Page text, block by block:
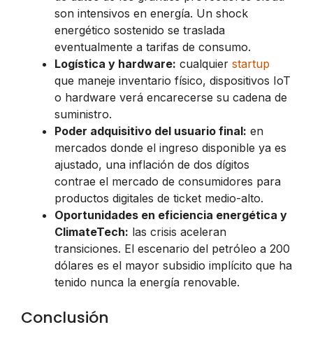
son intensivos en energía. Un shock
energético sostenido se traslada
eventualmente a tarifas de consumo.
Logística y hardware: cualquier startup
que maneje inventario físico, dispositivos IoT
o hardware verá encarecerse su cadena de
suministro.
Poder adquisitivo del usuario final: en
mercados donde el ingreso disponible ya es
ajustado, una inflación de dos dígitos
contrae el mercado de consumidores para
productos digitales de ticket medio-alto.
Oportunidades en eficiencia energética y
ClimateTech: las crisis aceleran
transiciones. El escenario del petróleo a 200
dólares es el mayor subsidio implícito que ha
tenido nunca la energía renovable.
Conclusión